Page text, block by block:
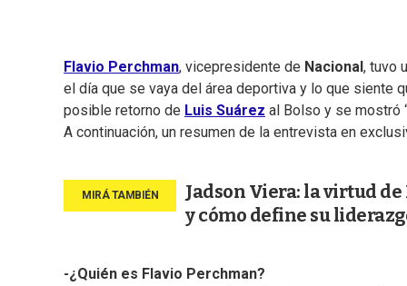
Flavio Perchman, vicepresidente de Nacional , tuvo
el día que se vaya del área deportiva y lo que siente
posible retorno de Luis Suárez al Bolso y se mostró
A continuación, un resumen de la entrevista en
Jadson Viera: la virtud
y cómo define su
-¿Quién es Flavio Perchman?